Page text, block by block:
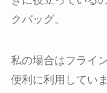
クバッグ。
私の場合はフライ
便利に利用していま